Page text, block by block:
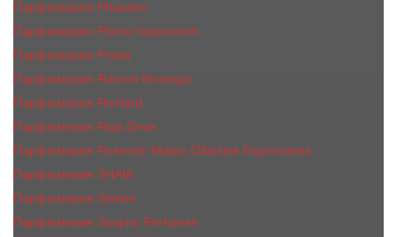
Парфюмерия Phaedon
Парфюмерия Plume Impression
Парфюмерия Prada
Парфюмерия Ramon Monegal
Парфюмерия RicHard
Парфюмерия Roja Dove
Парфюмерия Rosendo Mateu Olfactive Expressions
Парфюмерия SHAIK
Парфюмерия Simimi
Парфюмерия Sospiro Perfumes